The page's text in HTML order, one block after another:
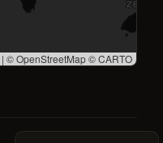
| © OpenStreetMap © CARTO